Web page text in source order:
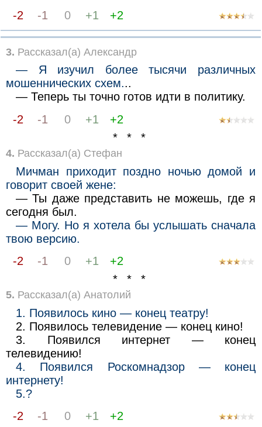
-2
-1 0 +1 +2
3. Рассказал(а) Александр
— Я изучил более тысячи различных
мошеннических схем...
— Теперь ты точно готов идти в политику.
-2
-1 0 +1
+2
* * *
4. Рассказал(а) Стефан
Мичман приходит поздно ночью домой и
говорит своей жене:
— Ты даже представить не можешь, где я
сегодня был.
— Могу. Но я хотела бы услышать сначала
твою версию.
-2
-1 0 +1
+2
* * *
5. Рассказал(а) Анатолий
1. Появилось кино — конец театру!
2. Появилось телевидение — конец кино!
3. Появился интернет — конец
телевидению!
4. Появился Роскомнадзор — конец
интернету!
5.?
-2
-1 0 +1
+2